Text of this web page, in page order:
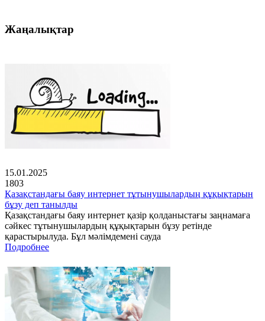
Жаңалықтар
15.01.2025
1803
Қазақстандағы баяу интернет тұтынушылардың құқықтарын
бұзу деп танылды
Қазақстандағы баяу интернет қазір қолданыстағы заңнамаға
сәйкес тұтынушылардың құқықтарын бұзу ретінде
қарастырылуда. Бұл мәлімдемені сауда
Подробнее